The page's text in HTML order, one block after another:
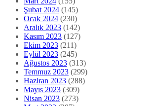
Şubat 2024 (145)
Ocak 2024 (230)
Aralık 2023 (142)
Kasım 2023 (127)
Ekim 2023 (211)
Eylül 2023 (245)
Ağustos 2023 (313)
Temmuz 2023 (299)
Haziran 2023 (288)
Mayıs 2023 (309)
Nisan 2023 (273)